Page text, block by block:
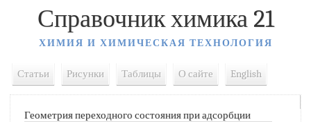
Справочник химика 21
ХИМИЯ И ХИМИЧЕСКАЯ ТЕХНОЛОГИЯ
Статьи Рисунки Таблицы О сайте English
Геометрия переходного состояния при адсорбции